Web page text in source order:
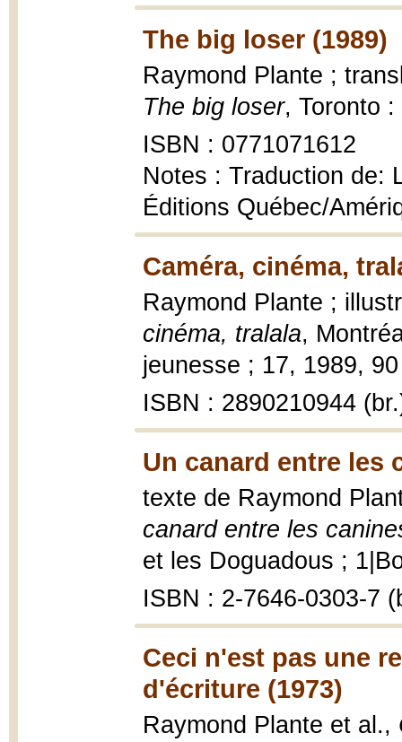
The big loser (1989)
Raymond Plante ;
The big loser, Toronto
ISBN : 0771071612
Notes : Traduction de:
Éditions Québec/
Caméra, cinéma,
Raymond Plante ;
cinéma, tralala,
jeunesse ; 17, 1989,
ISBN : 2890210944
Un canard entre les
texte de Raymond
canard entre les
et les Doguadous ;
ISBN : 2-7646-0303-7
Ceci n'est pas une
d'écriture (1973)
Raymond Plante et al.,